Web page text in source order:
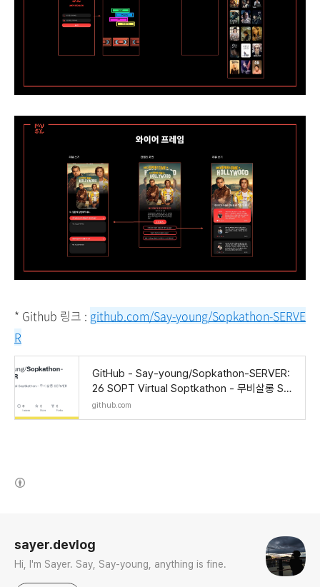
* Github 링크 : github.com/Say-young/Sopkathon-SERVE
R
GitHub - Say-young/Sopkathon-SERVER:
26 SOPT Virtual Soptkathon - 무비살롱 SER
VER
github.com
sayer.devlog
Hi, I'm Sayer. Say, Say-young, anything is fine.